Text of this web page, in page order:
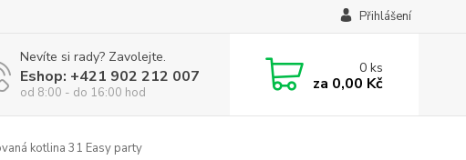
Přihlášení
Nevíte si rady? Zavolejte.
Eshop: +421 902 212 007
od 8:00 - do 16:00 hod
0ks
za 0,00 Kč
kotlina 31 Easy party